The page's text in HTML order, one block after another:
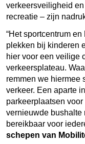
verkeersveiligheid
recreatie – zijn
“Het sportcentrum
plekken bij kinderen
hier voor een veilige
verkeersplateau.
remmen we hiermee
verkeer. Een aparte
parkeerplaatsen
vernieuwde bushalte
bereikbaar voor
schepen van